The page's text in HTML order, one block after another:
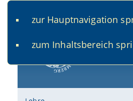
zur Hauptnavigation
zum Inhaltsbereich